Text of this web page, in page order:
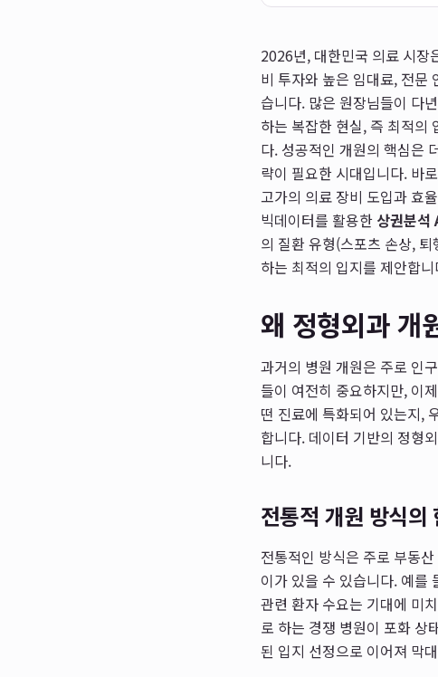
2026년, 대한민국 의료 시장
비 투자와 높은 임대료, 전문
습니다. 많은 원장님들이 다
하는 복잡한 현실, 즉 최적의
다. 성공적인 개원의 핵심은
략이 필요한 시대입니다. 바
고가의 의료 장비 도입과 효
빅데이터를 활용한 상권분석
의 질환 유형(스포츠 손상,
하는 최적의 입지를 제안합
왜 정형외과 개
과거의 병원 개원은 주로 인
들이 여전히 중요하지만, 이
떤 진료에 특화되어 있는지,
합니다. 데이터 기반의 정형
니다.
전통적 개원 방식의
전통적인 방식은 주로 부동
이가 있을 수 있습니다. 예를
관련 환자 수요는 기대에 미
로 하는 경쟁 병원이 포화 상
된 입지 선정으로 이어져 막